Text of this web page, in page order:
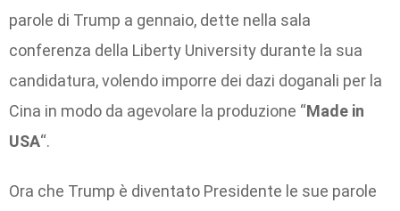
parole di Trump a gennaio, dette nella sala
conferenza della Liberty University durante la sua
candidatura, volendo imporre dei dazi doganali per la
Cina in modo da agevolare la produzione “Made in
USA“.
Ora che Trump è diventato Presidente le sue parole